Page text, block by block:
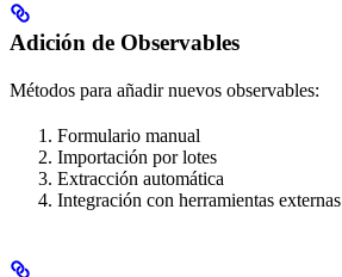
Adición de Observables
Métodos para añadir nuevos observables:
Formulario manual
Importación por lotes
Extracción automática
Integración con herramientas externas